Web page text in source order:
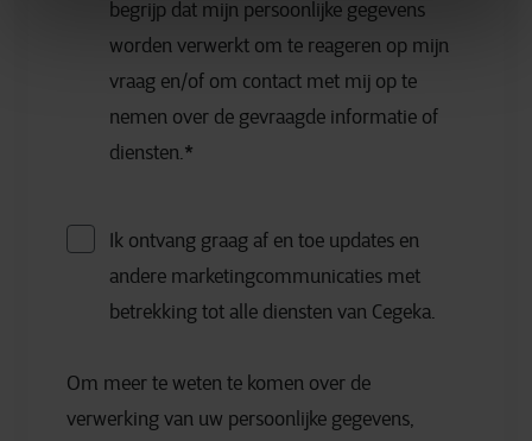
begrijp dat mijn persoonlijke gegevens
worden verwerkt om te reageren op mijn
vraag en/of om contact met mij op te
nemen over de gevraagde informatie of
diensten.*
Ik ontvang graag af en toe updates en
andere marketingcommunicaties met
betrekking tot alle diensten van Cegeka.
Om meer te weten te komen over de
verwerking van uw persoonlijke gegevens,